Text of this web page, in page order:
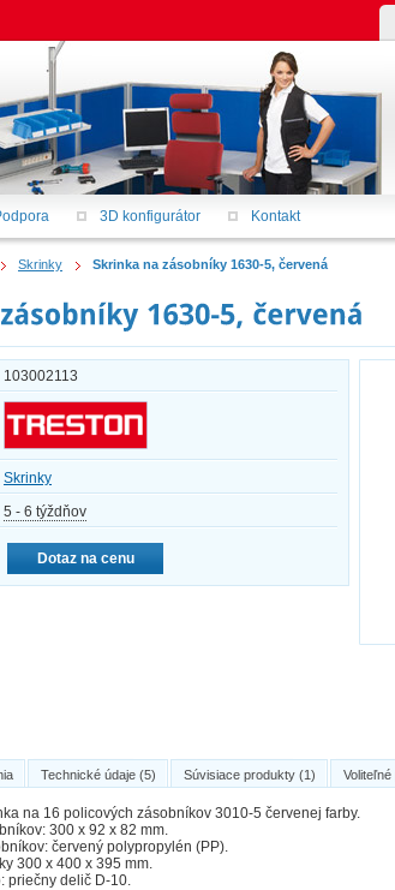
Skrinky Skrinka na zásobníky 1630-5, červená
103002113
Skrinky
5 - 6 týždňov
Dotaz na cenu
Technické údaje (5) Súvisiace produkty (1)
na 16 policových zásobníkov 3010-5 červenej farby.
300 x 92 x 82 mm.
červený polypropylén (PP).
300 x 400 x 395 mm.
priečny delič D-10.
3D konfigurátor Kontakt